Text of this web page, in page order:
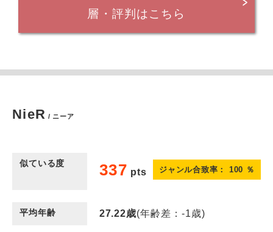
層・評判はこちら
NieR / ニーア
似ている度 337 pts ジャンル合致率： 100 ％
平均年齢 27.22歳(年齢差：-1歳)